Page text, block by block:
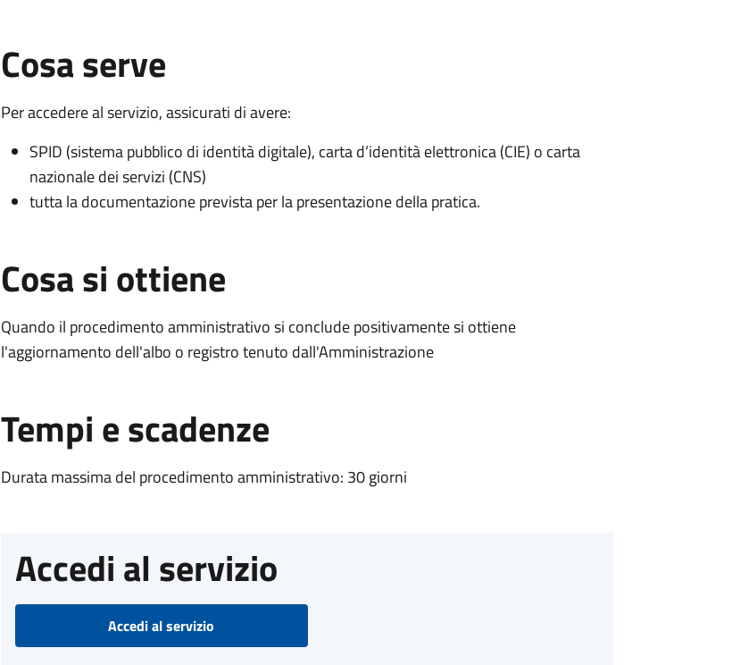
Cosa serve
Per accedere al servizio, assicurati di avere:
SPID (sistema pubblico di identità digitale), carta d’identità elettronica (CIE) o carta
nazionale dei servizi (CNS)
tutta la documentazione prevista per la presentazione della pratica.
Cosa si ottiene
Quando il procedimento amministrativo si conclude positivamente si ottiene
l'aggiornamento dell'albo o registro tenuto dall'Amministrazione
Tempi e scadenze
Durata massima del procedimento amministrativo: 30 giorni
Accedi al servizio
Accedi al servizio